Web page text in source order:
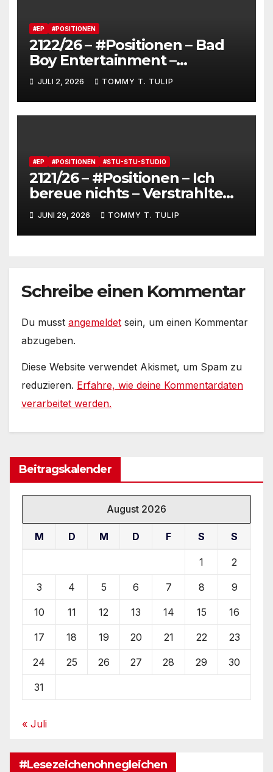
#EP #POSITIONEN
2122/26 – #Positionen – Bad
Boy Entertainment –
Fensterstürze, ungeheurer
Reichtum,
dienstverpflichtete
Claqueure und soziale
JULI 2, 2026 TOMMY T. TULIP
#EP #POSITIONEN #STU-STU-STUDIO
2121/26 – #Positionen – Ich
bereue nichts – Verstrahlte
Menschen, verstrahlte
Kommentare, verstrahltes
Gesamterlebnis auf Social
JUNI 29, 2026 TOMMY T. TULIP
Schreibe einen Kommentar
Du musst angemeldet sein, um einen Kommentar
abzugeben.
Diese Website verwendet Akismet, um Spam zu
reduzieren. Erfahre, wie deine Kommentardaten
verarbeitet werden.
Beitragskalender
August 2026
M D M D F S S
1 2
3 4 5 6 7 8 9
10 11 12 13 14 15 16
17 18 19 20 21 22 23
24 25 26 27 28 29 30
31
« Juli
#Lesezeichenohnegleichen